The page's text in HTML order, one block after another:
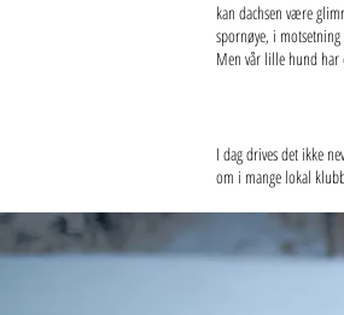
kan dachsen være
spornøye, i
Men vår lille hund har
I dag drives det ikke
om i mange lokal